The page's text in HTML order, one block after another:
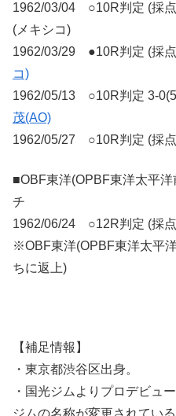
1962/03/04 ○10R判定 (採
(メキシコ)
1962/03/29 ●10R判定 (採
コ)
1962/05/13 ○10R判定 3-
茂(AO)
1962/05/27 ○10R判定 (採
■OBF東洋(OPBF東洋太平
チ
1962/06/24 ○12R判定 (採
※OBF東洋(OPBF東洋太平
ちに返上)
【補足情報】
・東京都渋谷区出身。
・国光ジムよりプロデビュ
ジムの名称が変更されている